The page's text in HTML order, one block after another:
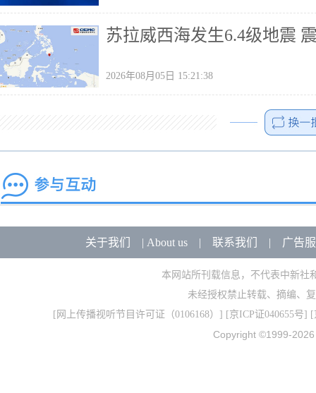
苏拉威西海发生6.4级地震
2026年08月05日 15:21:38
关于我们 | About us| 联系我们 | 广告
本网站所刊载信息，不代表中新社
未经授权禁止转载、摘编、
[ 网上传播视听节目许可证（0106168） ] [京ICP证040655号] [
Copyright ©1999-